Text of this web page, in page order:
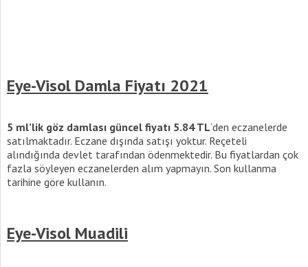
Eye-Visol Damla Fiyatı 2021
5 ml’lik göz damlası güncel fiyatı 5.84 TL‘den eczanelerde
satılmaktadır. Eczane dışında satışı yoktur. Reçeteli
alındığında devlet tarafından ödenmektedir. Bu fiyatlardan çok
fazla söyleyen eczanelerden alım yapmayın. Son kullanma
tarihine göre kullanın.
Eye-Visol Muadili